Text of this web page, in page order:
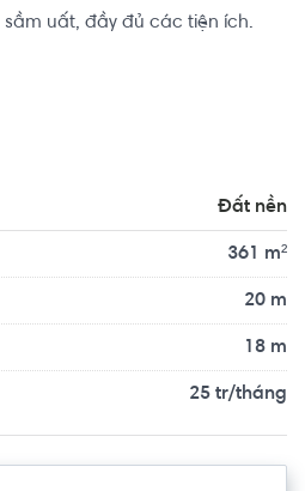
uất, đầy đủ các tiện ích.
10 phút đi xe, cách trung tâm y
Đất nền
361 m²
20 m
18 m
25 tr/tháng